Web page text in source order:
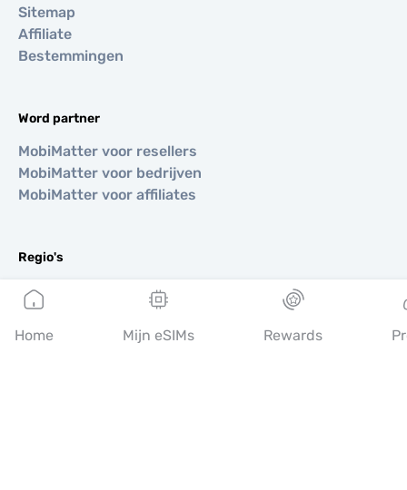
Sitemap
Affiliate
Bestemmingen
Word partner
MobiMatter voor resellers
MobiMatter voor bedrijven
MobiMatter voor affiliates
Regio's
eSIM voor Europa
eSIM voor Azië
eSIM voor Amerika
Home Mijn eSIMs Rewards